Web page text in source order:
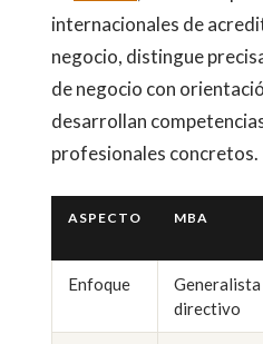
internacionales de
negocio, distingue
de negocio con
desarrollan
profesionales concretos.
ASPECTO MBA
Enfoque
directivo